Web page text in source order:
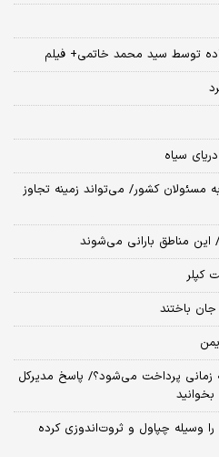
زاده توسط سید محمد خاتمی+ فیلم
سیاه
مسئولان کشور/ می‌تواند زمینه تجاوز
کپلر
زمانی پرداخت می‌شود؟/ پاسخ مدیرکل
را وسیله چپاول و ثروت‌اندوزی کرده